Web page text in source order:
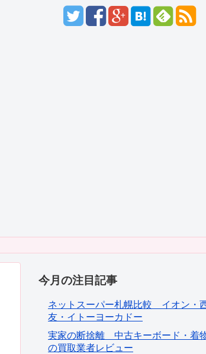
今月の注目記事
ネットスーパー札幌比較 イオン・
友・イトーヨーカドー
実家の断捨離 中古キーボード・着
の買取業者レビュー